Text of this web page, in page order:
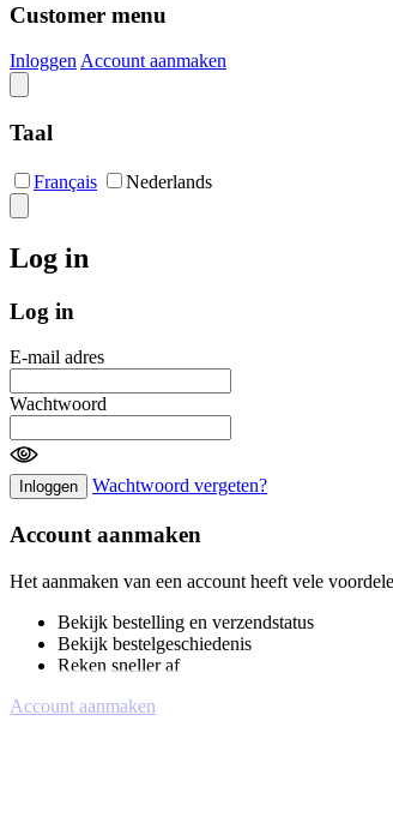
Customer menu
InloggenAccount aanmaken
Taal
Français Nederlands
Log in
Log in
E-mail adres
Wachtwoord
Inloggen Wachtwoord vergeten?
Account aanmaken
Het aanmaken van een account heeft vele
Bekijk bestelling en verzendstatus
Bekijk bestelgeschiedenis
Reken sneller af
Account aanmaken